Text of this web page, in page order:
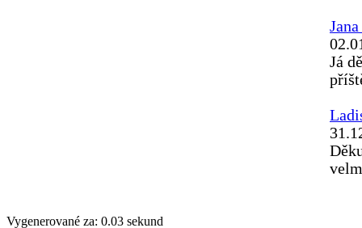
Já
Vygenerované za: 0.03 sekund